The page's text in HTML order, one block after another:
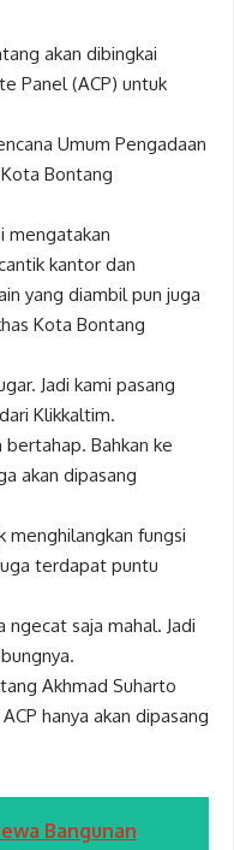
akan dibingkai
Panel (ACP) untuk
Umum Pengadaan
Bontang
mengatakan
kantor dan
yang diambil pun juga
Kota Bontang
Jadi kami pasang
Klikkaltim.
bertahap. Bahkan ke
akan dipasang
menghilangkan fungsi
terdapat puntu
ngecat saja mahal. Jadi
Akhmad Suharto
hanya akan dipasang
Bangunan